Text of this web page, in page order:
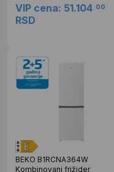
VIP cena: 51.104 00
RSD
BEKO B1RCNA364W
Kombinovani frižider